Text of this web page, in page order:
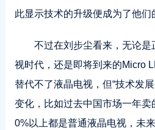
此显示技术的升级便成为了他们
不过在刘步尘看来，无论
视时代，还是即将到来的Micro
替代不了液晶电视，但“技术发
变化，比如过去中国市场一年
0%以上都是普通液晶电视，未